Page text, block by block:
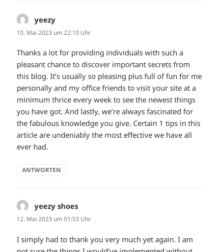
yeezy
10. Mai 2023 um 22:10 Uhr
Thanks a lot for providing individuals with such a
pleasant chance to discover important secrets from
this blog. It’s usually so pleasing plus full of fun for me
personally and my office friends to visit your site at a
minimum thrice every week to see the newest things
you have got. And lastly, we’re always fascinated for
the fabulous knowledge you give. Certain 1 tips in this
article are undeniably the most effective we have all
ever had.
ANTWORTEN
yeezy shoes
12. Mai 2023 um 01:53 Uhr
I simply had to thank you very much yet again. I am